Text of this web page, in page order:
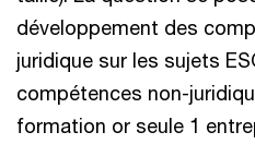
développement des
juridique sur les sujets
compétences non-
formation or seule 1